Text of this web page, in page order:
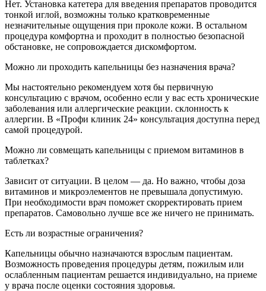
Нет. Установка катетера для введения препаратов проводится
тонкой иглой, возможны только кратковременные
незначительные ощущения при проколе кожи. В остальном
процедура комфортна и проходит в полностью безопасной
обстановке, не сопровождается дискомфортом.
Можно ли проходить капельницы без назначения врача?
Мы настоятельно рекомендуем хотя бы первичную
консультацию с врачом, особенно если у вас есть хронические
заболевания или аллергические реакции. склонность к
аллергии. В «Профи клиник 24» консультация доступна перед
самой процедурой.
Можно ли совмещать капельницы с приемом витаминов в
таблетках?
Зависит от ситуации. В целом — да. Но важно, чтобы доза
витаминов и микроэлементов не превышала допустимую.
При необходимости врач поможет скорректировать прием
препаратов. Самовольно лучше все же ничего не принимать.
Есть ли возрастные ограничения?
Капельницы обычно назначаются взрослым пациентам.
Возможность проведения процедуры детям, пожилым или
ослабленным пациентам решается индивидуально, на приеме
у врача после оценки состояния здоровья.